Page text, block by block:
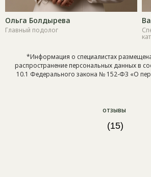
Главный подолог
Ольга Болдырева
*Информация о специалистах
распространение персональных данных в
10.1 Федерального закона № 152-ФЗ «О
отзывы
(15)